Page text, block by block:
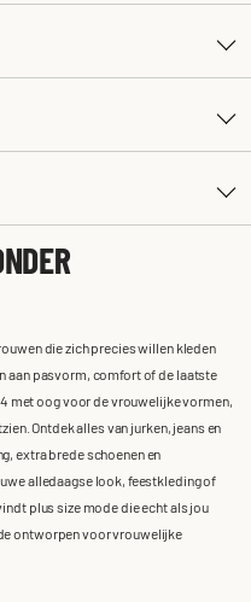
die zich precies willen kleden
aan pasvorm, comfort of de laatste
met oog voor de vrouwelijke vormen,
Ontdek alles van jurken, jeans en
extra brede schoenen en
alledaagse look, feestkleding of
plus size mode die echt als jou
ontworpen voor vrouwelijke